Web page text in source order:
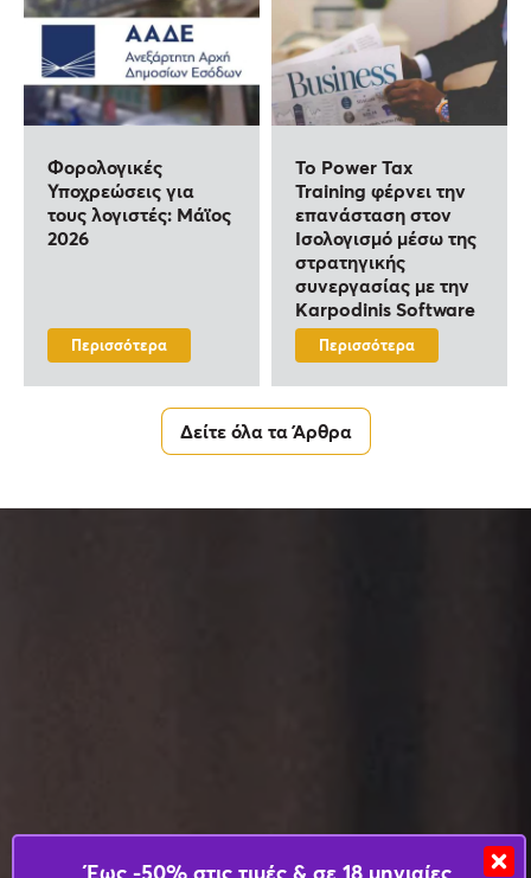
Φορολογικές
Υποχρεώσεις για
τους λογιστές: Μάϊος
2026
Περισσότερα
To Power Tax
Training φέρνει την
επανάσταση στον
Ισολογισμό μέσω της
στρατηγικής
συνεργασίας με την
Karpodinis Software
Περισσότερα
Δείτε όλα τα Άρθρα
Έως -50% στις τιμές & σε 18 μηνιαίες